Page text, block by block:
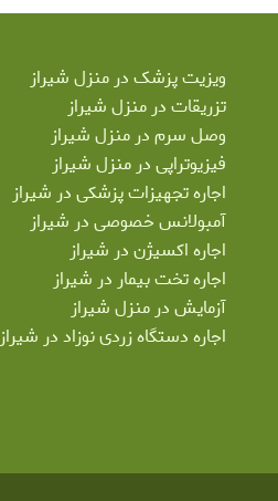
ویزیت پزشک در منزل شیراز
تزریقات در منزل شیراز
وصل سرم در منزل شیراز
فیزیوتراپی در منزل شیراز
اجاره تجهیزات پزشکی در شیراز
آمبولانس خصوصی در شیراز
اجاره اکسیژن در شیراز
اجاره تخت بیمار در شیراز
آزمایش در منزل شیراز
اجاره دستگاه زردی نوزاد در شیراز